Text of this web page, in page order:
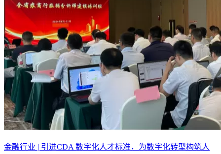
金融行业 | 引进CDA 数字化人才标准，为数字化转型构筑人